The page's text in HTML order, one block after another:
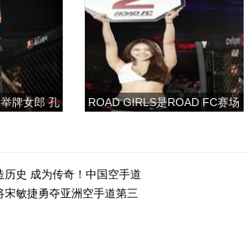
牌女郎 孔
ROAD GIRLS是ROAD FC赛场
历史 成为传奇！中国空手道
宋敏捷勇夺亚洲空手道第三